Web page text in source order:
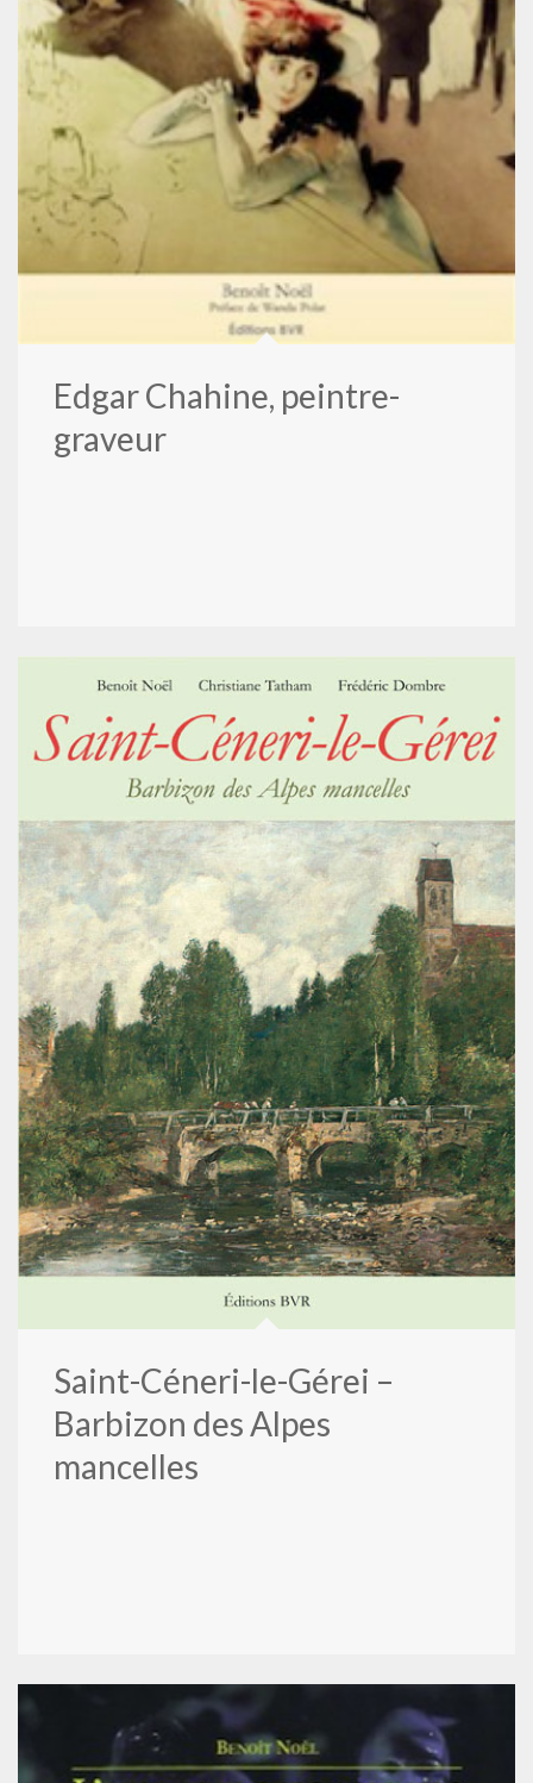
Edgar Chahine, peintre-
graveur
Saint-Céneri-le-Gérei –
Barbizon des Alpes
mancelles